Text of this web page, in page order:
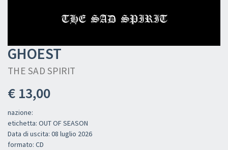
GHOEST
THE SAD SPIRIT
€ 13,00
nazione:
etichetta: OUT OF SEASON
Data di uscita: 08 luglio 2026
formato: CD